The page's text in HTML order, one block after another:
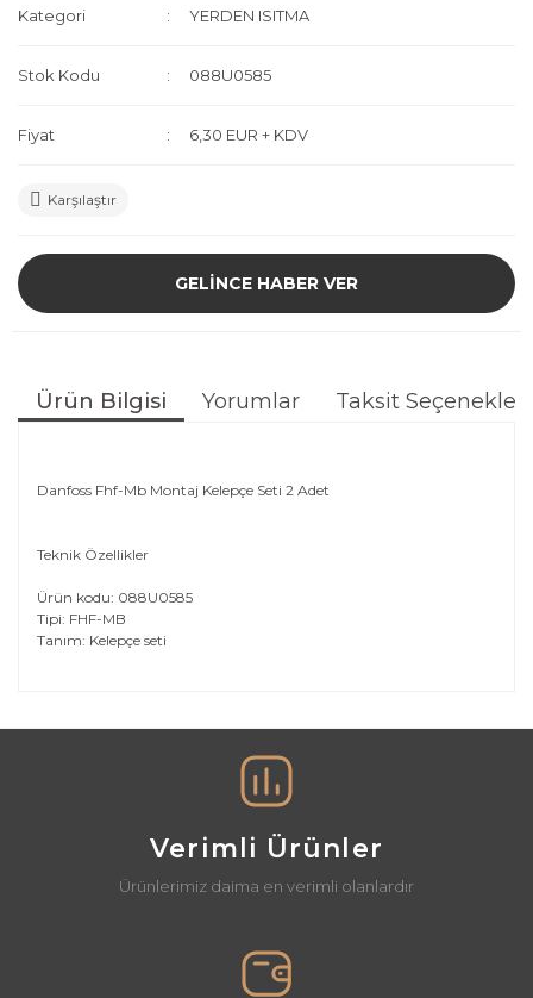
Kategori YERDEN ISITMA
Stok Kodu 088U0585
Fiyat 6,30 EUR + KDV
Karşılaştır
GELİNCE HABER VER
Ürün Bilgisi Yorumlar Taksit Seçenekleri
Danfoss Fhf-Mb Montaj Kelepçe Seti 2 Adet
Teknik Özellikler
Ürün kodu: 088U0585
Tipi: FHF-MB
Tanım: Kelepçe seti
Yorum Yaz
Görüş ve önerileriniz için teşekkür ederiz.
Ürün resmi kalitesiz, bozuk veya görüntülenemiyor.
Ürün bilgilerinde hatalar bulunuyor.
Ürün fiyatı diğer sitelerden daha pahalı.
Verimli Ürünler
Ürünlerimiz daima en verimli olanlardır